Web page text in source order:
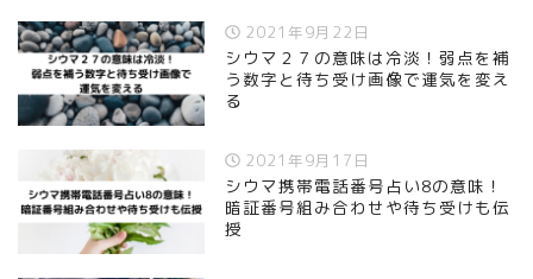
2021年9月22日
シウマ２７の意味は冷淡！弱点を補
う数字と待ち受け画像で運気を変え
る
2021年9月17日
シウマ携帯電話番号占い8の意味！
暗証番号組み合わせや待ち受けも伝
授